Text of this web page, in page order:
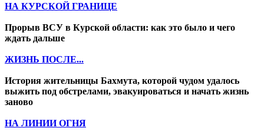
НА КУРСКОЙ ГРАНИЦЕ
Прорыв ВСУ в Курской области: как это было и чего
ждать дальше
ЖИЗНЬ ПОСЛЕ...
История жительницы Бахмута, которой чудом удалось
выжить под обстрелами, эвакуироваться и начать жизнь
заново
НА ЛИНИИ ОГНЯ